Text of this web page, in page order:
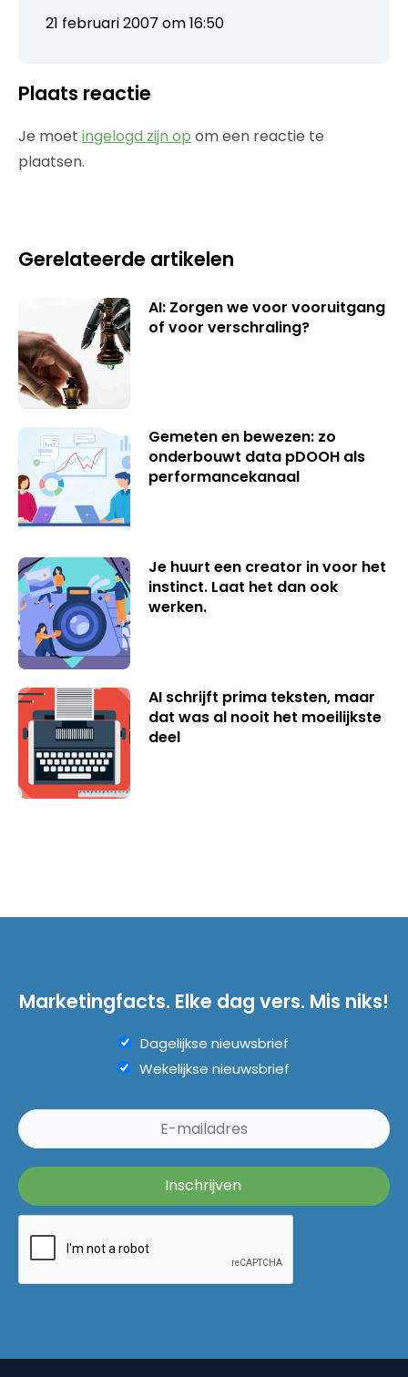
21 februari 2007 om 16:50
Plaats reactie
Je moet ingelogd zijn op om een reactie te
plaatsen.
Gerelateerde artikelen
AI: Zorgen we voor vooruitgang
of voor verschraling?
Gemeten en bewezen: zo
onderbouwt data pDOOH als
performancekanaal
Je huurt een creator in voor het
instinct. Laat het dan ook
werken.
AI schrijft prima teksten, maar
dat was al nooit het moeilijkste
deel
Marketingfacts. Elke dag vers. Mis niks!
Dagelijkse nieuwsbrief
Wekelijkse nieuwsbrief